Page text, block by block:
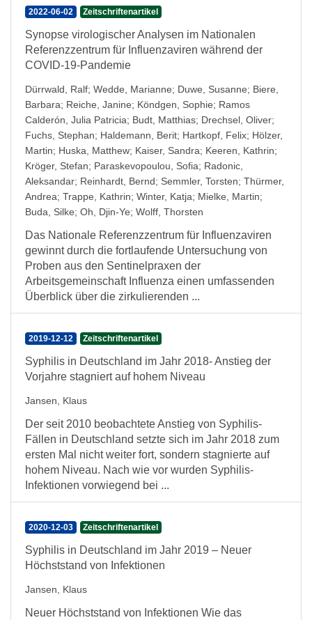
2022-06-02 Zeitschriftenartikel
Synopse virologischer Analysen im Nationalen
Referenzzentrum für Influenzaviren während der
COVID-19-Pandemie
Dürrwald, Ralf; Wedde, Marianne; Duwe, Susanne; Biere,
Barbara; Reiche, Janine; Köndgen, Sophie; Ramos
Calderón, Julia Patricia; Budt, Matthias; Drechsel, Oliver;
Fuchs, Stephan; Haldemann, Berit; Hartkopf, Felix; Hölzer,
Martin; Huska, Matthew; Kaiser, Sandra; Keeren, Kathrin;
Kröger, Stefan; Paraskevopoulou, Sofia; Radonic,
Aleksandar; Reinhardt, Bernd; Semmler, Torsten; Thürmer,
Andrea; Trappe, Kathrin; Winter, Katja; Mielke, Martin;
Buda, Silke; Oh, Djin-Ye; Wolff, Thorsten
Das Nationale Referenzzentrum für Influenzaviren
gewinnt durch die fortlaufende Untersuchung von
Proben aus den Sentinelpraxen der
Arbeitsgemeinschaft Influenza einen umfassenden
Überblick über die zirkulierenden ...
2019-12-12 Zeitschriftenartikel
Syphilis in Deutschland im Jahr 2018- Anstieg der
Vorjahre stagniert auf hohem Niveau
Jansen, Klaus
Der seit 2010 beobachtete Anstieg von Syphilis-
Fällen in Deutschland setzte sich im Jahr 2018 zum
ersten Mal nicht weiter fort, sondern stagnierte auf
hohem Niveau. Nach wie vor wurden Syphilis-
Infektionen vorwiegend bei ...
2020-12-03 Zeitschriftenartikel
Syphilis in Deutschland im Jahr 2019 – Neuer
Höchststand von Infektionen
Jansen, Klaus
Neuer Höchststand von Infektionen Wie das